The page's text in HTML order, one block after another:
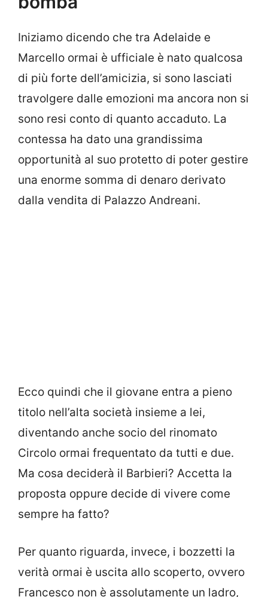
Iniziamo dicendo che tra Adelaide e
Marcello ormai è ufficiale è nato qualcosa
di più forte dell’amicizia, si sono lasciati
travolgere dalle emozioni ma ancora non si
sono resi conto di quanto accaduto. La
contessa ha dato una grandissima
opportunità al suo protetto di poter gestire
una enorme somma di denaro derivato
dalla vendita di Palazzo Andreani.
Ecco quindi che il giovane entra a pieno
titolo nell’alta società insieme a lei,
diventando anche socio del rinomato
Circolo ormai frequentato da tutti e due.
Ma cosa deciderà il Barbieri? Accetta la
proposta oppure decide di vivere come
sempre ha fatto?
Per quanto riguarda, invece, i bozzetti la
verità ormai è uscita allo scoperto, ovvero
Francesco non è assolutamente un ladro,